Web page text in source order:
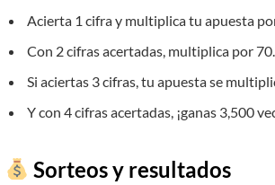
Acierta 1 cifra y multiplica tu apuesta
Con 2 cifras acertadas, multiplica por 70.
Si aciertas 3 cifras, tu apuesta se
Y con 4 cifras acertadas, ¡ganas 3,500
Sorteos y resultados